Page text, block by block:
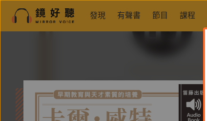
發現 有聲書 節目 課程